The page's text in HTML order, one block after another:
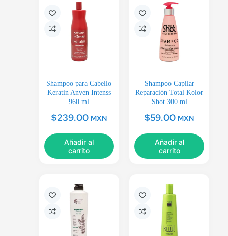
Shampoo para Cabello
Keratin Anven Intenss
960 ml
$239.00 MXN
Añadir al
carrito
Shampoo Capilar
Reparación Total Kolor
Shot 300 ml
$59.00 MXN
Añadir al
carrito